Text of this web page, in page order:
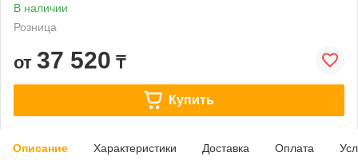
В наличии
Розница
от 37 520 ₸
Купить
Описание Характеристики Доставка Оплата